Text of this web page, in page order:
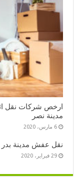
ارخص شركات نقل
مدينة نصر
6 مارس، 2020
نقل عفش مدينة بدر
29 فبراير، 2020